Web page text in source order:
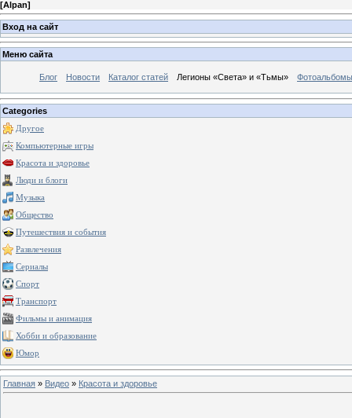
[Alpan]
Вход на сайт
Меню сайта
Блог Новости Каталог статей Легионы «Света» и «Тьмы» Фотоальбомы
Categories
Другое
Компьютерные игры
Красота и здоровье
Люди и блоги
Музыка
Общество
Путешествия и события
Развлечения
Сериалы
Спорт
Транспорт
Фильмы и анимация
Хобби и образование
Юмор
Главная » Видео » Красота и здоровье